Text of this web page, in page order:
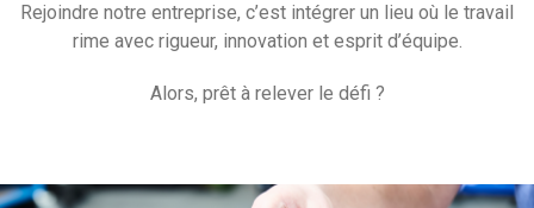
Rejoindre notre entreprise, c’est intégrer un lieu où le travail
rime avec rigueur, innovation et esprit d’équipe.
Alors, prêt à relever le défi ?